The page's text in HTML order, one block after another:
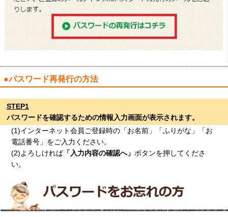
●パスワード再発行の方法
STEP1
パスワードを確認するための情報入力画面が表示されます。
(1)インターネット会員ご登録時の「お名前」「ふりがな」「お
電話番号」をご入力ください。
(2)よろしければ「入力内容の確認へ」 ボタンを押してくださ
い。